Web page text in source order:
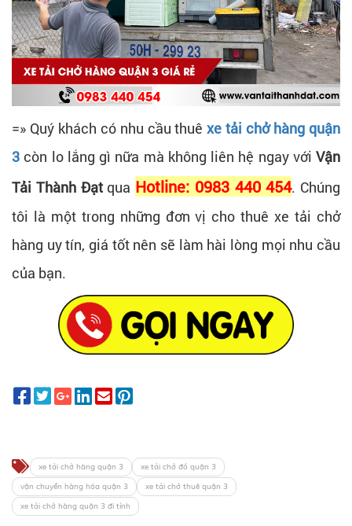
=» Quý khách có nhu cầu thuêxe tải chở hàng quận
3 còn lo lắng gì nữa mà không liên hệ ngay với Vận
Tải Thành Đạtqua Hotline: 0983 440 454. Chúng
tôi là một trong những đơn vị cho thuê xe tải chở
hàng uy tín, giá tốt nên sẽ làm hài lòng mọi nhu cầu
của bạn.
xe tải chở hàng quận 3
xe tải chở đồ quận 3
vận chuyển hàng hóa quận 3
xe tải chở thuê quận 3
xe tải chở hàng quận 3 đi tỉnh